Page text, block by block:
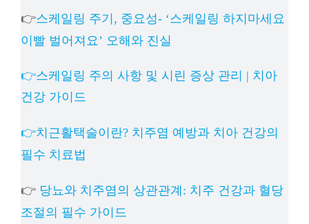
👉스케일링 주기, 중요성- ‘스케일링 하지마세요
이빨 벌어져요’ 오해와 진실
👉스케일링 주의 사항 및 시린 증상 관리 | 치아
건강 가이드
👉치근활택술이란? 치주염 예방과 치아 건강의
필수 치료법
👉 당뇨와 치주염의 상관관계: 치주 건강과 혈당
조절의 필수 가이드